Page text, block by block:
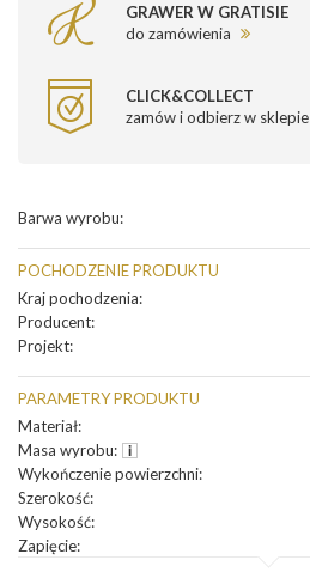
GRAWER W GRATISIE
do zamówienia
CLICK&COLLECT
zamów i odbierz w sklepie
Barwa wyrobu:
POCHODZENIE PRODUKTU
Kraj pochodzenia:
Producent:
Projekt:
PARAMETRY PRODUKTU
Materiał:
Masa wyrobu:
Wykończenie powierzchni:
Szerokość:
Wysokość:
Zapięcie: